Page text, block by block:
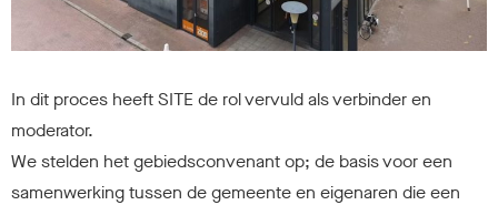
In dit proces heeft SITE de rol vervuld als verbinder en
moderator.
We stelden het gebiedsconvenant op; de basis voor een
samenwerking tussen de gemeente en eigenaren die een